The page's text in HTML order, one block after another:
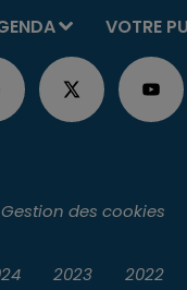
VOTRE
Gestion des cookies
2023 2022